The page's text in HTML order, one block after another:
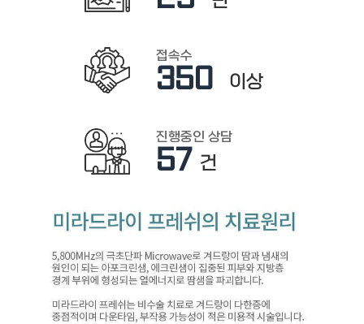
접속수
350 이상
진행중인 상담
57 건